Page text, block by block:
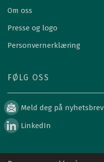
Om oss
Presse og logo
Personvernerklæring
FØLG OSS
Meld deg på nyhetsbrev
LinkedIn